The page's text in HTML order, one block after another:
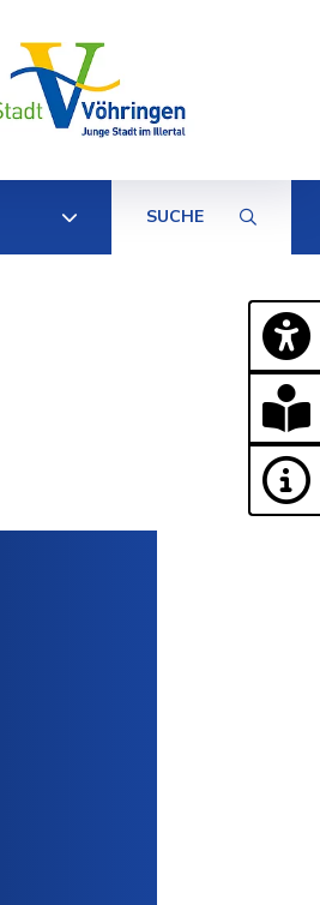
SUCHE